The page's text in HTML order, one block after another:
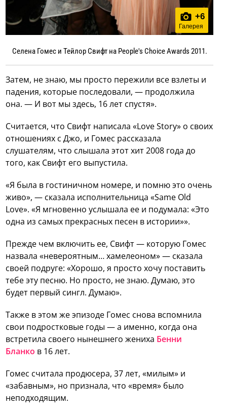
+6
Галерея
Селена Гомес и Тейлор Свифт на People's Choice Awards 2011.
Затем, не знаю, мы просто пережили все взлеты и
падения, которые последовали, — продолжила
она. — И вот мы здесь, 16 лет спустя».
Считается, что Свифт написала «Love Story» о своих
отношениях с Джо, и Гомес рассказала
слушателям, что слышала этот хит 2008 года до
того, как Свифт его выпустила.
«Я была в гостиничном номере, и помню это очень
живо», — сказала исполнительница «Same Old
Love». «Я мгновенно услышала ее и подумала: «Это
одна из самых прекрасных песен в истории»».
Прежде чем включить ее, Свифт — которую Гомес
назвала «невероятным… хамелеоном» — сказала
своей подруге: «Хорошо, я просто хочу поставить
тебе эту песню. Но просто, не знаю. Думаю, это
будет первый сингл. Думаю».
Также в этом же эпизоде Гомес снова вспомнила
свои подростковые годы — а именно, когда она
встретила своего нынешнего жениха Бенни
Бланко в 16 лет.
Гомес считала продюсера, 37 лет, «милым» и
«забавным», но признала, что «время» было
неподходящим.